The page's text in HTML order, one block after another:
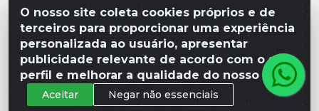
O nosso site coleta cookies próprios e de
terceiros para proporcionar uma experiência
personalizada ao usuário, apresentar
publicidade relevante de acordo com o seu
perfil e melhorar a qualidade do nosso site.
Aceitar
Negar não essenciais
Matriz R3 Suprimentos - Rua 14, Polo Empresarial
Goiás – Etapa III, Quadra: 15; Lote 04, Aparecida de
Goiânia/GO, CEP 74985-182. - CNPJ
10.641.901/0001-16